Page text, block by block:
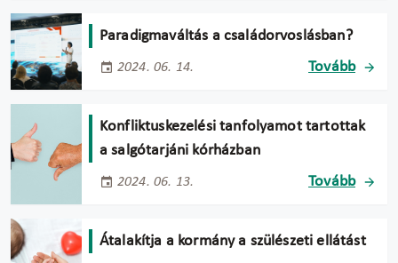
Paradigmaváltás a családorvoslásban?
2024. 06. 14. Tovább
Konfliktuskezelési tanfolyamot tartottak
a salgótarjáni kórházban
2024. 06. 13. Tovább
Átalakítja a kormány a szülészeti ellátást